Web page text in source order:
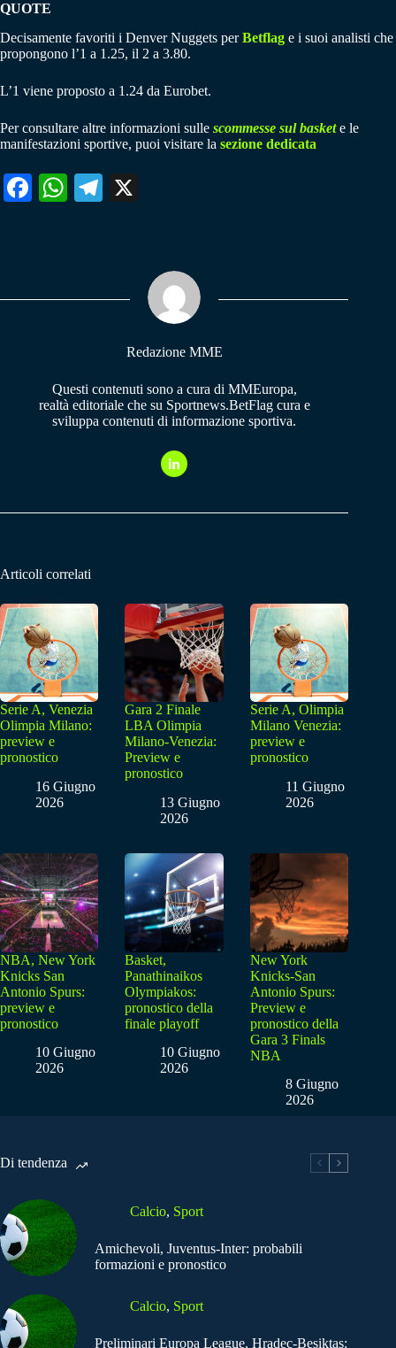
QUOTE
Decisamente favoriti i Denver Nuggets perBetflag e i suoi analisti che
propongono l’1 a 1.25, il 2 a 3.80.
L’1 viene proposto a 1.24 da Eurobet.
Per consultare altre informazioni sulle scommesse sul baskete le
manifestazioni sportive, puoi visitare la sezione dedicata
Fa W
pp
Te
m
Redazione MME
Questi contenuti sono a cura di MMEuropa,
realtà editoriale che su Sportnews.BetFlag cura e
sviluppa contenuti di informazione sportiva.
Articoli correlati
Serie A, Venezia
Olimpia Milano:
preview e
pronostico
16 Giugno
2026
Gara 2 Finale
LBA Olimpia
Milano-Venezia:
Preview e
pronostico
13 Giugno
2026
Serie A, Olimpia
Milano Venezia:
preview e
pronostico
11 Giugno
2026
NBA, New York
Knicks San
Antonio Spurs:
preview e
pronostico
10 Giugno
2026
Basket,
Panathinaikos
Olympiakos:
pronostico della
finale playoff
10 Giugno
2026
New York
Knicks-San
Antonio Spurs:
Preview e
pronostico della
Gara 3 Finals
NBA
8 Giugno
2026
Di tendenza
Calcio, Sport
Amichevoli, Juventus-Inter: probabili
formazioni e pronostico
Calcio, Sport
Preliminari Europa League, Hradec-Besiktas: